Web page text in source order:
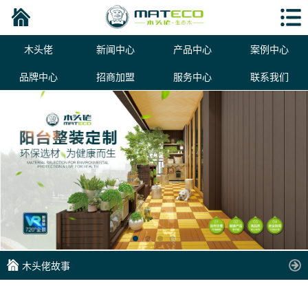
木头佬 新闻中心 产品中心
案例中心
品牌中心
招商加盟 服务中心 联系我们
木头佬故事